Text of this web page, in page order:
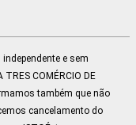
independente e sem
COMÉRCIO DE
também que não
cancelamento do